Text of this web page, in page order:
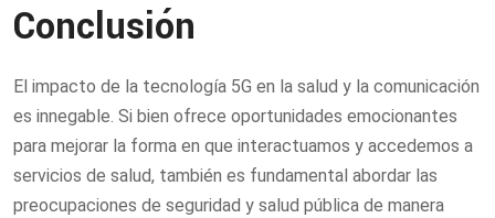
Conclusión
El impacto de la tecnología 5G en la salud y la comunicación
es innegable. Si bien ofrece oportunidades emocionantes
para mejorar la forma en que interactuamos y accedemos a
servicios de salud, también es fundamental abordar las
preocupaciones de seguridad y salud pública de manera